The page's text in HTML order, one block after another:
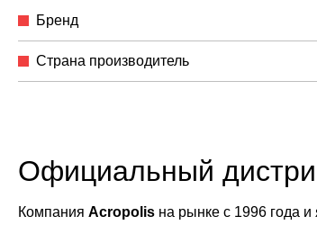
Бренд
Страна производитель
Официальный
Компания Acropolis на рынке с 1996 года